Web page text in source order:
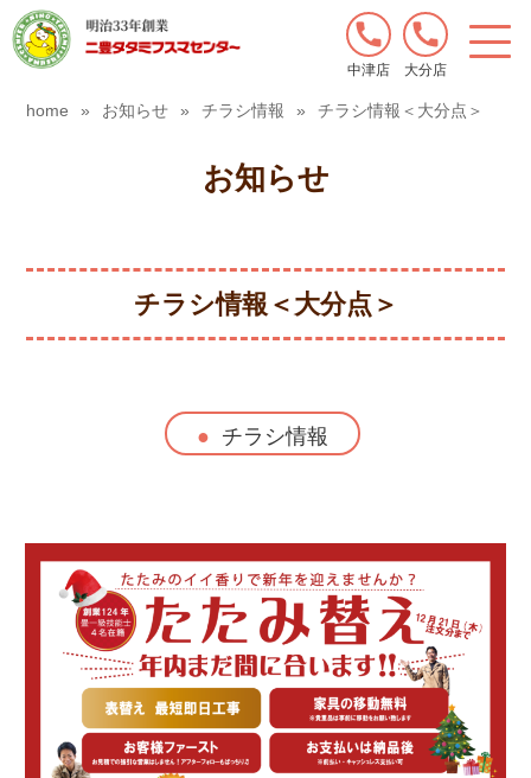
中津店 大分店
home » お知らせ » チラシ情報 » チラシ情報＜大分点＞
お知らせ
チラシ情報＜大分点＞
チラシ情報